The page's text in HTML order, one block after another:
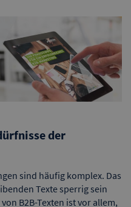
der
sind häufig komplex. Das
Texte sperrig sein
B2B-Texten ist vor allem,